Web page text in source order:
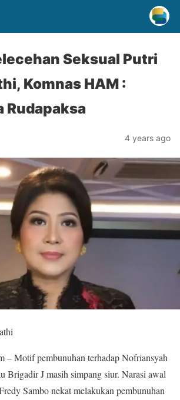
Seksual Putri
Komnas HAM :
Rudapaksa
4 years ago
– Motif pembunuhan terhadap Nofriansyah
Brigadir J masih simpang siur. Narasi awal
Sambo nekat melakukan pembunuhan